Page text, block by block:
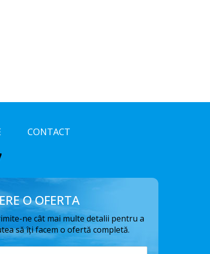
CONTACT
O OFERTA
ne cât mai multe detalii pentru a
să îți facem o ofertă completă.